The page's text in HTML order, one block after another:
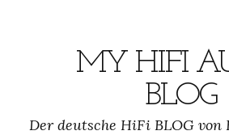
MY HIFI
BLOG
Der deutsche HiFi BLOG von